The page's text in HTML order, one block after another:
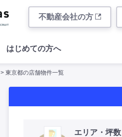
不動産会社の方
はじめての方へ
> 東京都の店舗物件一覧
エリア・坪